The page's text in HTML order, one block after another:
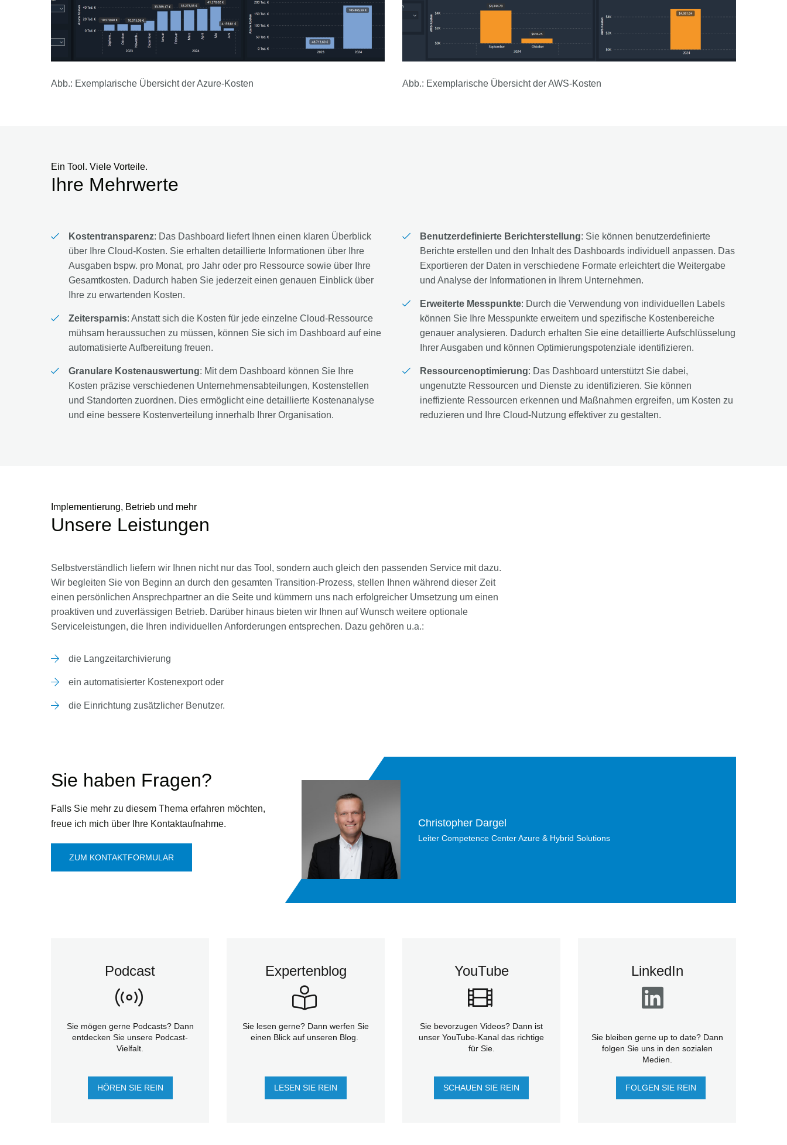
Abb.: Exemplarische Übersicht der Azure-Kosten Abb.: Exemplarische Übersicht der AWS-Kosten
Ein Tool. Viele Vorteile.
Ihre Mehrwerte
Kostentransparenz: Das Dashboard liefert Ihnen einen klaren Überblick
über Ihre Cloud-Kosten. Sie erhalten detaillierte Informationen über Ihre
Ausgaben bspw. pro Monat, pro Jahr oder pro Ressource sowie über Ihre
Gesamtkosten. Dadurch haben Sie jederzeit einen genauen Einblick über
Ihre zu erwartenden Kosten.
Zeitersparnis: Anstatt sich die Kosten für jede einzelne Cloud-Ressource
mühsam heraussuchen zu müssen, können Sie sich im Dashboard auf eine
automatisierte Aufbereitung freuen.
Granulare Kostenauswertung: Mit dem Dashboard können Sie Ihre
Kosten präzise verschiedenen Unternehmensabteilungen, Kostenstellen
und Standorten zuordnen. Dies ermöglicht eine detaillierte Kostenanalyse
und eine bessere Kostenverteilung innerhalb Ihrer Organisation.
Benutzerdefinierte Berichterstellung: Sie können benutzerdefinierte
Berichte erstellen und den Inhalt des Dashboards individuell anpassen. Das
Exportieren der Daten in verschiedene Formate erleichtert die Weitergabe
und Analyse der Informationen in Ihrem Unternehmen.
Erweiterte Messpunkte: Durch die Verwendung von individuellen Labels
können Sie Ihre Messpunkte erweitern und spezifische Kostenbereiche
genauer analysieren. Dadurch erhalten Sie eine detaillierte Aufschlüsselung
Ihrer Ausgaben und können Optimierungspotenziale identifizieren.
Ressourcenoptimierung: Das Dashboard unterstützt Sie dabei,
ungenutzte Ressourcen und Dienste zu identifizieren. Sie können
ineffiziente Ressourcen erkennen und Maßnahmen ergreifen, um Kosten zu
reduzieren und Ihre Cloud-Nutzung effektiver zu gestalten.
Implementierung, Betrieb und mehr
Unsere Leistungen
Selbstverständlich liefern wir Ihnen nicht nur das Tool, sondern auch gleich den passenden Service mit dazu.
Wir begleiten Sie von Beginn an durch den gesamten Transition-Prozess, stellen Ihnen während dieser Zeit
einen persönlichen Ansprechpartner an die Seite und kümmern uns nach erfolgreicher Umsetzung um einen
proaktiven und zuverlässigen Betrieb. Darüber hinaus bieten wir Ihnen auf Wunsch weitere optionale
Serviceleistungen, die Ihren individuellen Anforderungen entsprechen. Dazu gehören u.a.:
die Langzeitarchivierung
ein automatisierter Kostenexport oder
die Einrichtung zusätzlicher Benutzer.
Sie haben Fragen?
Falls Sie mehr zu diesem Thema erfahren möchten,
freue ich mich über Ihre Kontaktaufnahme.
ZUM KONTAKTFORMULAR
Christopher Dargel
Leiter Competence Center Azure & Hybrid Solutions
Podcast
Sie mögen gerne Podcasts? Dann
entdecken Sie unsere Podcast-
Vielfalt.
HÖREN SIE REIN
Expertenblog
Sie lesen gerne? Dann werfen Sie
einen Blick auf unseren Blog.
LESEN SIE REIN
YouTube
Sie bevorzugen Videos? Dann ist
unser YouTube-Kanal das richtige
für Sie.
SCHAUEN SIE REIN
LinkedIn
Sie bleiben gerne up to date? Dann
folgen Sie uns in den sozialen
Medien.
FOLGEN SIE REIN